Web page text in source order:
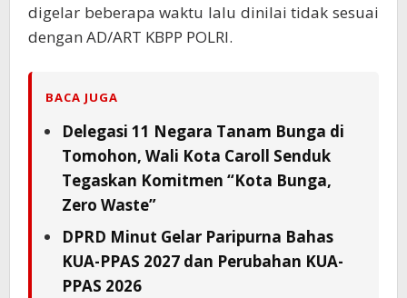
digelar beberapa waktu lalu dinilai tidak sesuai
dengan AD/ART KBPP POLRI.
BACA JUGA
Delegasi 11 Negara Tanam Bunga di
Tomohon, Wali Kota Caroll Senduk
Tegaskan Komitmen “Kota Bunga,
Zero Waste”
DPRD Minut Gelar Paripurna Bahas
KUA-PPAS 2027 dan Perubahan KUA-
PPAS 2026